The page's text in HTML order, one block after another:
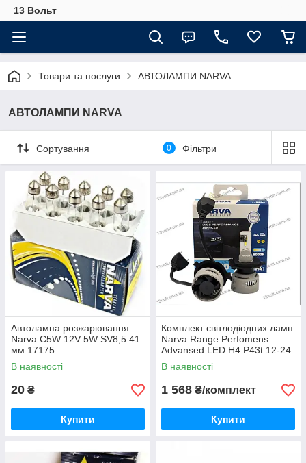
13 Вольт
Товари та послуги АВТОЛАМПИ NARVA
АВТОЛАМПИ NARVA
Сортування 0 Фільтри
Автолампа розжарювання
Narva C5W 12V 5W SV8,5 41
мм 17175
В наявності
20 ₴
Купити
Комплект світлодіодних ламп
Narva Range Perfomens
Advansed LED H4 P43t 12-24
V 19 W 6000 K 18005
В наявності
1 568 ₴/комплект
Купити